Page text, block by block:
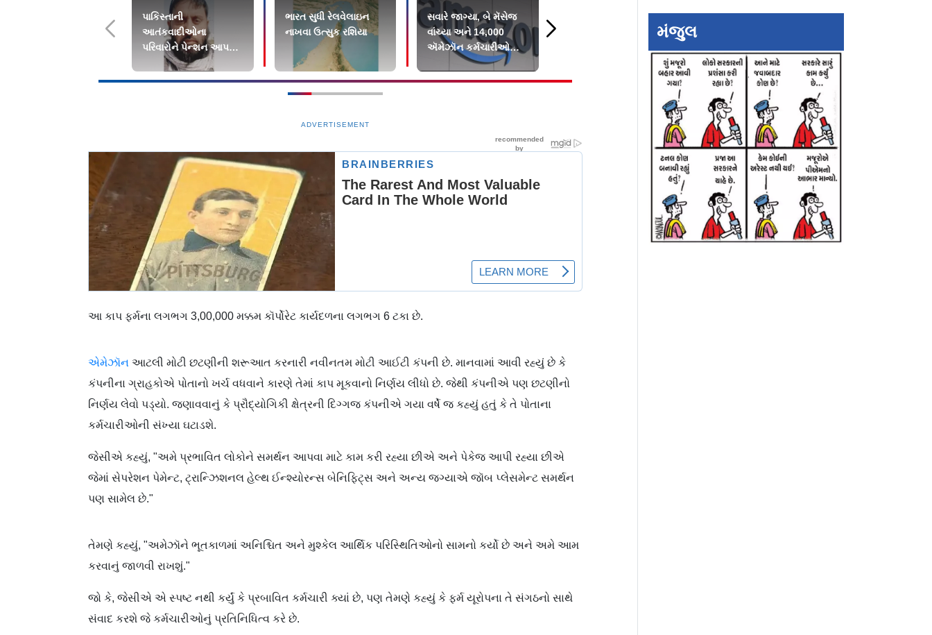
પાકિસ્તાની
આતંકવાદીઓના
પરિવારોને પેન્શન આપતા
લશ્કર-એ-તય્યબાના
કમાન્ડરનું મોત
ભારત સુધી રેલવેલાઇન
નાખવા ઉત્સુક રશિયા
સવારે જાગ્યા, બે મૅસેજ
વાંચ્યા અને 14,000
ઍમેઝૉન કર્મચારીઓએ
ગુમાવી દીધી નોકરી
ટ્રમ્પ ટૅરેફિની આડઅસરઃ
વોલમાર્ટ અને એમેઝોનના
૩ દવાને WHOએ
ADVERTISEMENT
આ કાપ ફર્મના લગભગ 3,00,000 મક્કમ કૉર્પોરેટ કાર્યદળના લગભગ 6 ટકા છે.
એમેઝૉન આટલી મોટી છટણીની શરૂઆત કરનારી નવીનતમ મોટી આઈટી કંપની છે. માનવામાં આવી રહ્યું છે કે
કંપનીના ગ્રાહકોએ પોતાનો ખર્ચ વધવાને કારણે તેમાં કાપ મૂકવાનો નિર્ણય લીધો છે. જેથી કંપનીએ પણ છટણીનો
નિર્ણય લેવો પડ્યો. જણાવવાનું કે પ્રૌદ્યોગિકી ક્ષેત્રની દિગ્ગજ કંપનીએ ગયા વર્ષે જ કહ્યું હતું કે તે પોતાના
કર્મચારીઓની સંખ્યા ઘટાડશે.
જેસીએ કહ્યું, "અમે પ્રભાવિત લોકોને સમર્થન આપવા માટે કામ કરી રહ્યા છીએ અને પેકેજ આપી રહ્યા છીએ
જેમાં સેપરેશન પેમેન્ટ, ટ્રાન્ઝિશનલ હેલ્થ ઈન્શ્યોરન્સ બેનિફિટ્સ અને અન્ય જગ્યાએ જૉબ પ્લેસમેન્ટ સમર્થન
પણ સામેલ છે."
તેમણે કહ્યું, "અમેઝૉને ભૂતકાળમાં અનિશ્ચિત અને મુશ્કેલ આર્થિક પરિસ્થિતિઓનો સામનો કર્યો છે અને અમે આમ
કરવાનું જાળવી રાખશું."
જો કે, જેસીએ એ સ્પષ્ટ નથી કર્યું કે પ્રબાવિત કર્મચારી ક્યાં છે, પણ તેમણે કહ્યું કે ફર્મ યૂરોપના તે સંગઠનો સાથે
સંવાદ કરશે જે કર્મચારીઓનું પ્રતિનિધિત્વ કરે છે.
મંજુલ